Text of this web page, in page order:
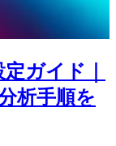
ガイド｜
析手順を